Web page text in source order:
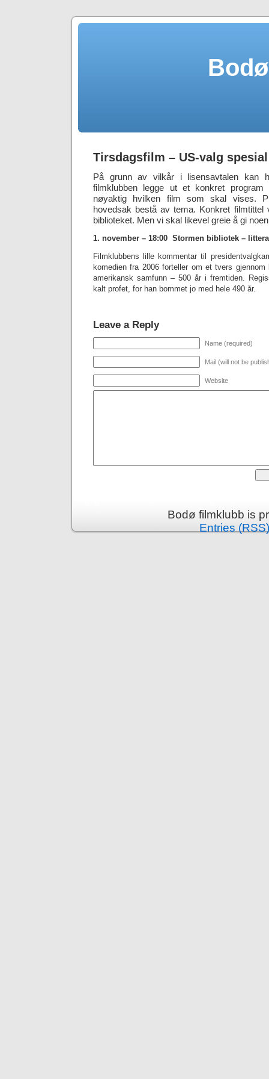
Tirsdagsfilm – US-valg spesial
På grunn av vilkår i lisensavtalen kan
filmklubben legge ut et konkret
nøyaktig hvilken film som skal vises.
hovedsak bestå av tema. Konkret filmtittel
biblioteket. Men vi skal likevel greie å gi
1. november – 18:00 Stormen bibliotek –
Filmklubbens lille kommentar til
komedien fra 2006 forteller om et tvers
amerikansk samfunn – 500 år i fremtiden.
kalt profet, for han bommet jo med hele 490 år.
Leave a Reply
Name (required)
Mail (will not be
Website
Bodø filmklubb is
Entries (RSS)